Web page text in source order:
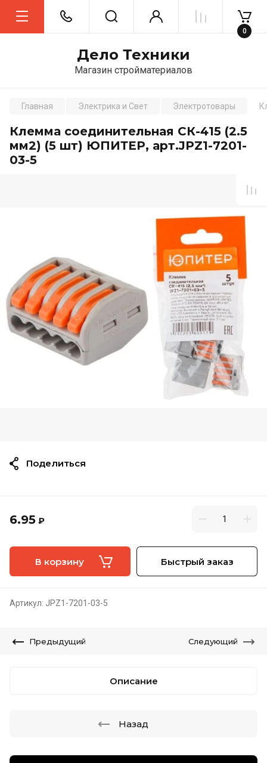
Дело Техники
Магазин стройматериалов
0
Главная Электрика и Свет Электротовары
Клемма соединительная СК-415 (2.5
мм2) (5 шт) ЮПИТЕР, арт.JPZ1-7201-
03-5
6.95 ₽
В корзину Быстрый заказ
Артикул: JPZ1-7201-03-5
Поделиться
Предыдущий Следующий
Описание
Назад